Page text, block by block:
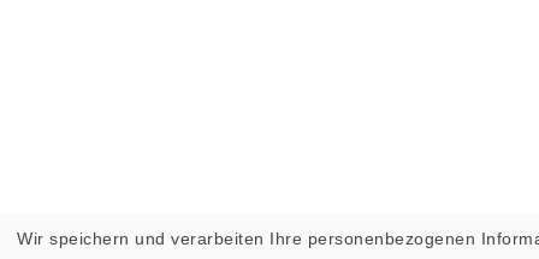
Wir speichern und verarbeiten Ihre personenbezogenen